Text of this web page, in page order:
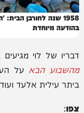
1958 שנה לחורבן
בהודעה מיוחדת
דבריו של לוי
מהשבוע הבא על
ביתר עילית אלעד ועוד
צפו: